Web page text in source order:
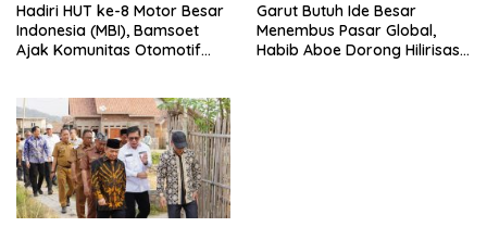
Hadiri HUT ke-8 Motor Besar
Indonesia (MBI), Bamsoet
Ajak Komunitas Otomotif
Derasnya Provokasi Pecah
Belah Bangsa
Garut Butuh Ide Besar
Menembus Pasar Global,
Habib Aboe Dorong Hilirisasi